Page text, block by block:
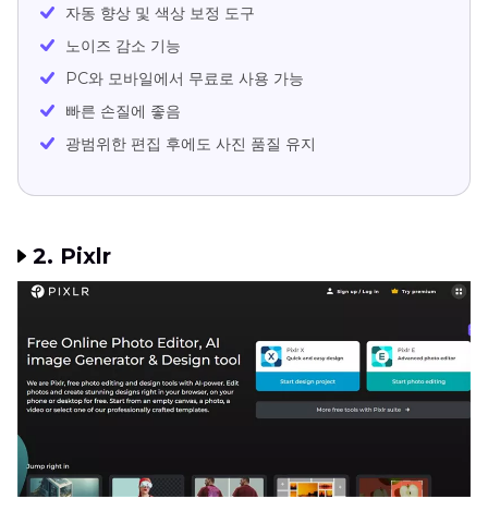
자동 향상 및 색상 보정 도구
노이즈 감소 기능
PC와 모바일에서 무료로 사용 가능
빠른 손질에 좋음
광범위한 편집 후에도 사진 품질 유지
2. Pixlr